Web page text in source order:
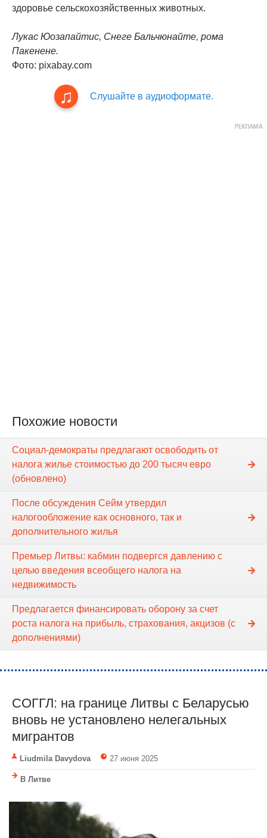
здоровье сельскохозяйственных животных.
Лукас Юозапайтис, Снеге Бальчюнайте, рома
Пакенене.
Фото: pixabay.com
Слушайте в аудиоформате.
Похожие новости
Социал-демократы предлагают освободить от
налога жилье стоимостью до 200 тысяч евро
(обновлено)
После обсуждения Сейм утвердил
налогообложение как основного, так и
дополнительного жилья
Премьер Литвы: кабмин подвергся давлению с
целью введения всеобщего налога на
недвижимость
Предлагается финансировать оборону за счет
роста налога на прибыль, страхования, акцизов (с
дополнениями)
СОГГЛ: на границе Литвы с Беларусью
вновь не установлено нелегальных
мигрантов
Liudmila Davydova 27 июня 2025
В Литве